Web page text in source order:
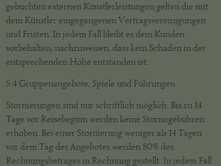
gebuchten externen Künstlerleistungen gelten die mit
dem Künstler eingegangenen Vertragsvereinigungen
und Fristen. In jedem Fall bleibt es dem Kunden
vorbehalten, nachzuweisen, dass kein Schaden in der
entsprechenden Höhe entstanden ist.
5.4 Gruppenangebote, Spiele und Führungen
Stornierungen sind nur schriftlich möglich. Bis zu 14
Tage vor Reisebeginn werden keine Stornogebühren
erhoben. Bei einer Stornierung weniger als 14 Tagen
vor dem Tag des Angebotes werden 80% des
Rechnungsbetrages in Rechnung gestellt. In jedem Fall